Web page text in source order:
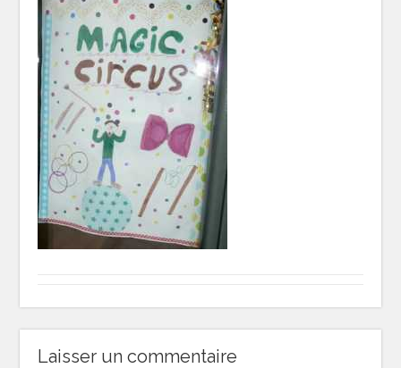
Laisser un commentaire